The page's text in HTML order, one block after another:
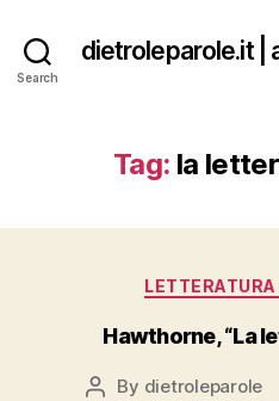
Search
dietroleparole.it |
Tag: la
Hawthorne, “La
Post
By dietroleparole